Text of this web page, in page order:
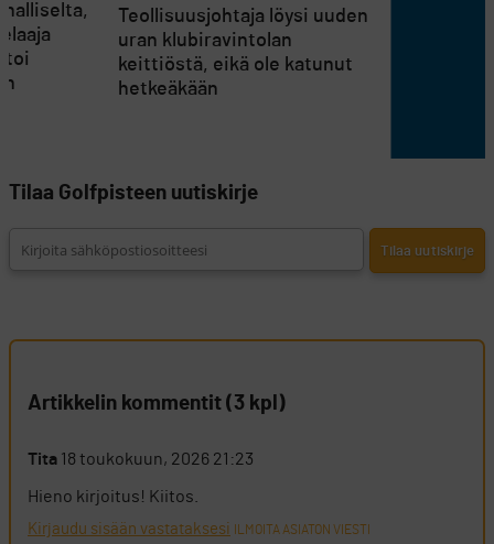
Teollisuusjohtaja löysi uuden
uran klubiravintolan
keittiöstä, eikä ole katunut
hetkeäkään
Tilaa Golfpisteen uutiskirje
Artikkelin kommentit (3 kpl)
Tita 18 toukokuun, 2026 21:23
Hieno kirjoitus! Kiitos.
Kirjaudu sisään vastataksesi ILMOITA ASIATON VIESTI